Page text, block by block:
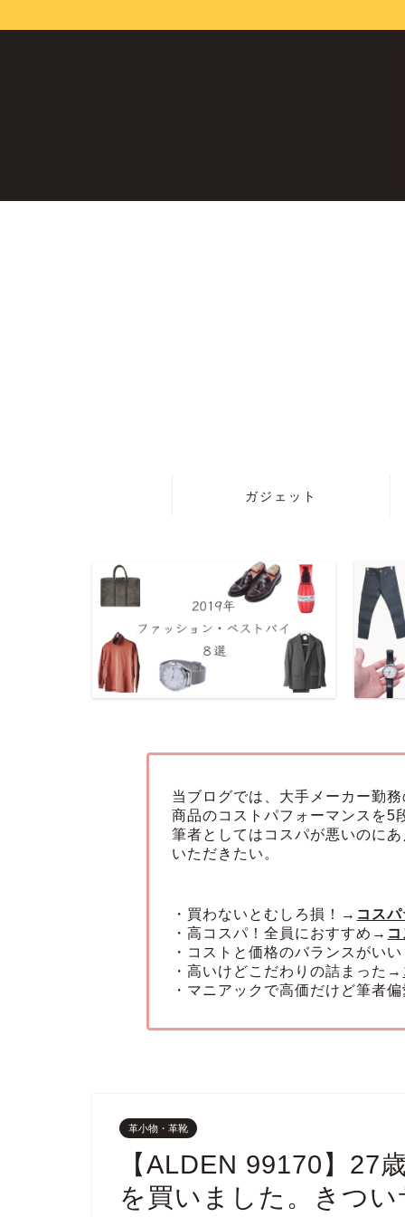
ガジェット
当ブログでは、大手メーカー勤
商品のコストパフォーマンスを5
筆者としてはコスパが悪いのに
いただきたい。
・買わないとむしろ損！→ コス
・高コスパ！全員におすすめ→
・コストと価格のバランスがい
・高いけどこだわりの詰まった→
・マニアックで高価だけど筆者
革小物・革靴
【ALDEN 99170】27
を買いました。きつ